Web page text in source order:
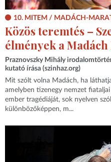
10. MITEM / MADÁCH-
Közös teremtés –
élmények a
Praznovszky Mihály
kutató írása (szinhaz.org)
Mit szólt volna Madách, ha
amelyben tizenegy nemzet
ember tragédiáját, sok nyelven
különbözőképpen, m...